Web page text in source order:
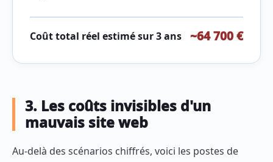
Coût total réel estimé sur 3 ans ~64 700 €
3. Les coûts invisibles d'un
mauvais site web
Au-delà des scénarios chiffrés, voici les postes de